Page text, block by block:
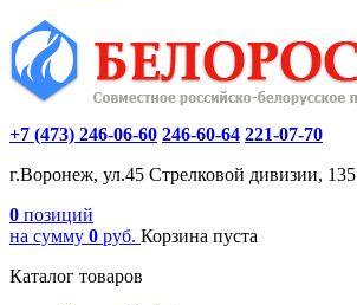
+7 (473) 246-06-60 246-60-64 221-07-70
г.Воронеж, ул.45 Стрелковой дивизии, 135
0 позиций
на сумму 0 руб. Корзина пуста
Каталог товаров